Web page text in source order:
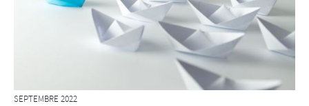
SEPTEMBRE 2022